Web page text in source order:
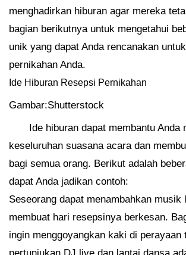
menghadirkan hiburan agar mereka
bagian berikutnya untuk mengetahui
unik yang dapat Anda rencanakan
pernikahan Anda.
Ide Hiburan Resepsi Pernikahan
Gambar:Shutterstock
Ide hiburan dapat membantu Anda
keseluruhan suasana acara dan
bagi semua orang. Berikut adalah
dapat Anda jadikan contoh:
Seseorang dapat menambahkan musik
membuat hari resepsinya berkesan.
ingin menggoyangkan kaki di perayaan